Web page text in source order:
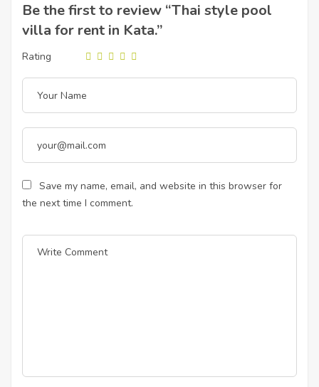
Be the first to review “Thai style pool
villa for rent in Kata.”
Rating
Save my name, email, and website in this browser for
the next time I comment.